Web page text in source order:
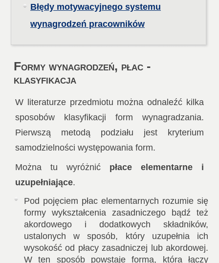
Błędy motywacyjnego systemu
wynagrodzeń pracowników
Formy wynagrodzeń, płac -
klasyfikacja
W literaturze przedmiotu można odnaleźć kilka
sposobów klasyfikacji form wynagradzania.
Pierwszą metodą podziału jest kryterium
samodzielności występowania form.
Można tu wyróżnić płace elementarne i
uzupełniające.
Pod pojęciem płac elementarnych rozumie się
formy wykształcenia zasadniczego bądź też
akordowego i dodatkowych składników,
ustalonych w sposób, który uzupełnia ich
wysokość od płacy zasadniczej lub akordowej.
W ten sposób powstaje forma, która łączy